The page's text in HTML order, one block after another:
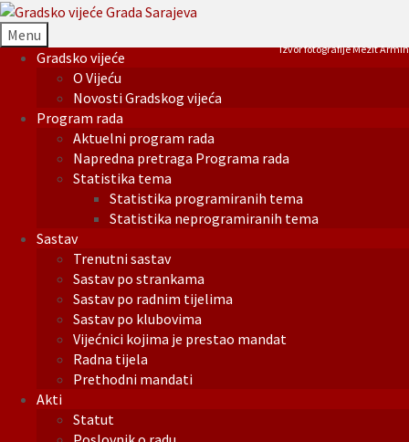
Menu
Gradsko vijeće
O Vijeću
Novosti Gradskog vijeća
Program rada
Aktuelni program rada
Napredna pretraga Programa rada
Statistika tema
Statistika programiranih tema
Statistika neprogramiranih tema
Sastav
Trenutni sastav
Sastav po strankama
Sastav po radnim tijelima
Sastav po klubovima
Vijećnici kojima je prestao mandat
Radna tijela
Prethodni mandati
Akti
Statut
Izvor fotografije Mezit Armin